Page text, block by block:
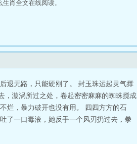
肖全文在线阅读。
退无路，只能硬刚了。 封玉珠运起灵气撑
，漩涡所过之处，卷起密密麻麻的蜘蛛搅成
烂，暴力破开也没有用。 四四方方的石
了一口毒液，她反手一个风刃扔过去，拳